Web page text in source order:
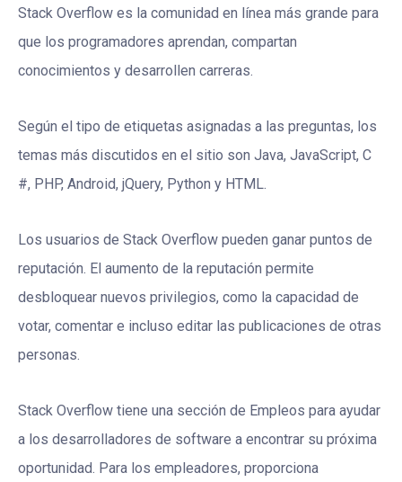
Stack Overflow es la comunidad en línea más grande para
que los programadores aprendan, compartan
conocimientos y desarrollen carreras.
Según el tipo de etiquetas asignadas a las preguntas, los
temas más discutidos en el sitio son Java, JavaScript, C
#, PHP, Android, jQuery, Python y HTML.
Los usuarios de Stack Overflow pueden ganar puntos de
reputación. El aumento de la reputación permite
desbloquear nuevos privilegios, como la capacidad de
votar, comentar e incluso editar las publicaciones de otras
personas.
Stack Overflow tiene una sección de Empleos para ayudar
a los desarrolladores de software a encontrar su próxima
oportunidad. Para los empleadores, proporciona